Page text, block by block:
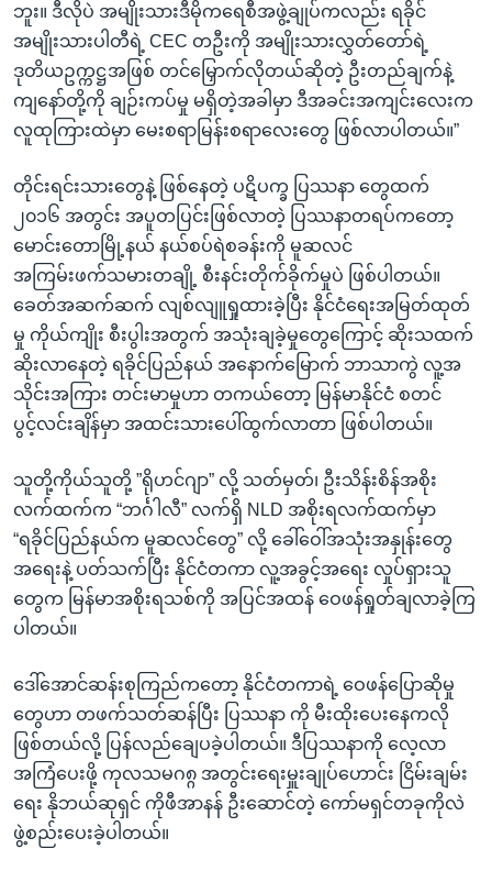
ဘူး။ ဒီလိုပဲ အမျိုးသားဒီမိုကရေစီအဖွဲ့ချုပ်ကလည်း ရခိုင်
အမျိုးသားပါတီရဲ့ CEC တဦးကို အမျိုးသားလွှတ်တော်ရဲ့
ဒုတိယဥက္ကဋ္ဌအဖြစ် တင်မြှောက်လိုတယ်ဆိုတဲ့ ဦးတည်ချက်နဲ့
ကျနော်တို့ကို ချဉ်းကပ်မှု မရှိတဲ့အခါမှာ ဒီအခင်းအကျင်းလေးက
လူထုကြားထဲမှာ မေးစရာမြန်းစရာလေးတွေ ဖြစ်လာပါတယ်။”
တိုင်းရင်းသားတွေနဲ့ ဖြစ်နေတဲ့ ပဋိပက္ခ ပြဿနာ တွေထက်
၂၀၁၆ အတွင်း အပူတပြင်းဖြစ်လာတဲ့ ပြဿနာတရပ်ကတော့
မောင်းတောမြို့နယ် နယ်စပ်ရဲစခန်းကို မူဆလင်
အကြမ်းဖက်သမားတချို့ စီးနင်းတိုက်ခိုက်မှုပဲ ဖြစ်ပါတယ်။
ခေတ်အဆက်ဆက် လျစ်လျူရှုထားခဲ့ပြီး နိုင်ငံရေးအမြတ်ထုတ်
မှု ကိုယ်ကျိုး စီးပွါးအတွက် အသုံးချခဲ့မှုတွေကြောင့် ဆိုးသထက်
ဆိုးလာနေတဲ့ ရခိုင်ပြည်နယ် အနောက်မြောက် ဘာသာကွဲ လူ့အ
သိုင်းအကြား တင်းမာမှုဟာ တကယ်တော့ မြန်မာနိုင်ငံ စတင်
ပွင့်လင်းချိန်မှာ အထင်းသားပေါ်ထွက်လာတာ ဖြစ်ပါတယ်။
သူတို့ကိုယ်သူတို့ ”ရိုဟင်ဂျာ” လို့ သတ်မှတ်၊ ဦးသိန်းစိန်အစိုး
လက်ထက်က “ဘင်္ဂါလီ” လက်ရှိ NLD အစိုးရလက်ထက်မှာ
“ရခိုင်ပြည်နယ်က မူဆလင်တွေ” လို့ ခေါ်ဝေါ်အသုံးအနှုန်းတွေ
အရေးနဲ့ ပတ်သက်ပြီး နိုင်ငံတကာ လူ့အခွင့်အရေး လှုပ်ရှားသူ
တွေက မြန်မာအစိုးရသစ်ကို အပြင်အထန် ဝေဖန်ရှုတ်ချလာခဲ့ကြ
ပါတယ်။
ဒေါ်အောင်ဆန်းစုကြည်ကတော့ နိုင်ငံတကာရဲ့ ဝေဖန်ပြောဆိုမှု
တွေဟာ တဖက်သတ်ဆန်ပြီး ပြဿနာ ကို မီးထိုးပေးနေကလို
ဖြစ်တယ်လို့ ပြန်လည်ချေပခဲ့ပါတယ်။ ဒီပြဿနာကို လေ့လာ
အကြံပေးဖို့ ကုလသမဂ၈္ဂ အတွင်းရေးမှူးချုပ်ဟောင်း ငြိမ်းချမ်း
ရေး နိုဘယ်ဆုရှင် ကိုဖီအာနန် ဦးဆောင်တဲ့ ကော်မရှင်တခုကိုလဲ
ဖွဲ့စည်းပေးခဲ့ပါတယ်။